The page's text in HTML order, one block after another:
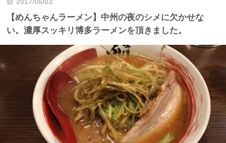
2017/06/03
【めんちゃんラーメン】中州の夜のシメに欠かせな
い。濃厚スッキリ博多ラーメンを頂きました。